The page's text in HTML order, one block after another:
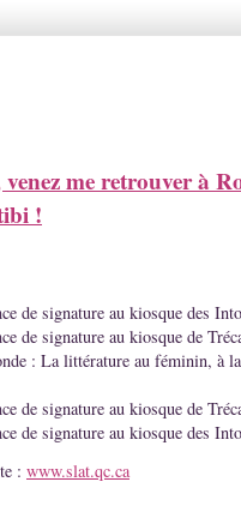
me retrouver à
!
de signature au kiosque des
de signature au kiosque de
: La littérature au féminin, à
de signature au kiosque de
de signature au kiosque des
: www.slat.qc.ca